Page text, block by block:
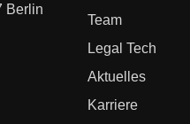
Berlin
Team
Legal Tech
Aktuelles
Karriere